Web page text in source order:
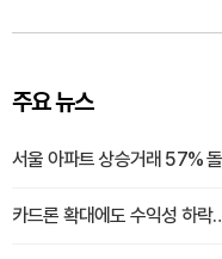
주요 뉴스
서울 아파트 상승거래 57%
카드론 확대에도 수익성 하